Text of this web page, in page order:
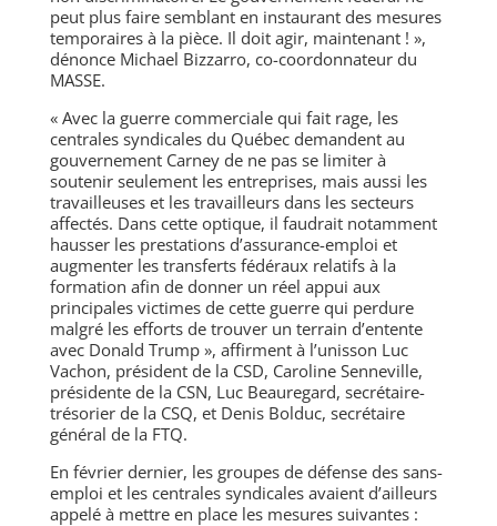
peut plus faire semblant en instaurant des mesures
temporaires à la pièce. Il doit agir, maintenant ! »,
dénonce Michael Bizzarro, co-coordonnateur du
MASSE.
« Avec la guerre commerciale qui fait rage, les
centrales syndicales du Québec demandent au
gouvernement Carney de ne pas se limiter à
soutenir seulement les entreprises, mais aussi les
travailleuses et les travailleurs dans les secteurs
affectés. Dans cette optique, il faudrait notamment
hausser les prestations d’assurance-emploi et
augmenter les transferts fédéraux relatifs à la
formation afin de donner un réel appui aux
principales victimes de cette guerre qui perdure
malgré les efforts de trouver un terrain d’entente
avec Donald Trump », affirment à l’unisson Luc
Vachon, président de la CSD, Caroline Senneville,
présidente de la CSN, Luc Beauregard, secrétaire-
trésorier de la CSQ, et Denis Bolduc, secrétaire
général de la FTQ.
En février dernier, les groupes de défense des sans-
emploi et les centrales syndicales avaient d’ailleurs
appelé à mettre en place les mesures suivantes :